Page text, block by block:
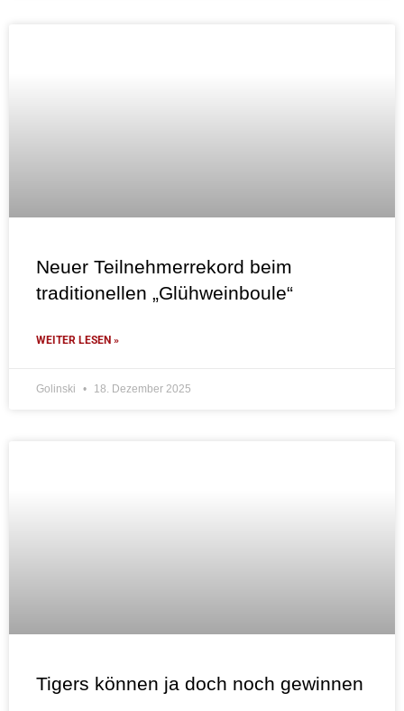
Neuer Teilnehmerrekord beim
traditionellen „Glühweinboule“
WEITER LESEN »
Golinski 18. Dezember 2025
Tigers können ja doch noch gewinnen